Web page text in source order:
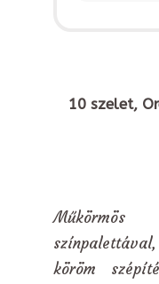
10 szelet,
Műkörmös
köröm